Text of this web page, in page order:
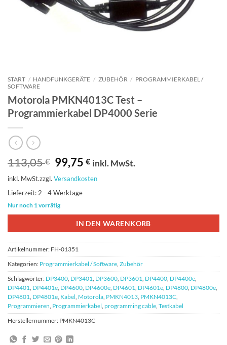
START / HANDFUNKGERÄTE / ZUBEHÖR / PROGRAMMIERKABEL /
SOFTWARE
Motorola PMKN4013C Test –
Programmierkabel DP4000 Serie
113,05€ Ursprünglicher
Preis
war:
113,05 €
99,75€Aktueller
ist:
inkl. MwSt.
inkl. MwSt.zzgl. Versandkosten
Lieferzeit: 2 - 4 Werktage
Nur noch 1 vorrätig
IN DEN WARENKORB
Artikelnummer: FH-01351
Kategorien: Programmierkabel / Software Zubehör
Schlagwörter: DP3400 DP3401 DP3600 DP3601 DP4400 DP4400e
DP4401
DP4401e DP4600 DP4600e DP4601 DP4601e DP4800 DP4800e
DP4801
DP4801e Kabel Motorola PMKN4013 PMKN4013C
Programmieren Programmierkabel programming cable Testkabel
Herstellernummer: PMKN4013C